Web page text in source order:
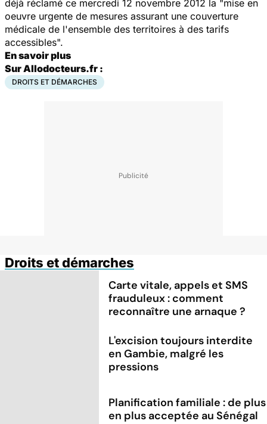
déjà réclamé ce mercredi 12 novembre 2012 la "mise en
oeuvre urgente de mesures assurant une couverture
médicale de l'ensemble des territoires à des tarifs
accessibles".
En savoir plus
Sur Allodocteurs.fr :
DROITS ET DÉMARCHES
Droits et démarches
Carte vitale, appels et SMS
frauduleux : comment
reconnaître une arnaque ?
L'excision toujours interdite
en Gambie, malgré les
pressions
Planification familiale : de plus
en plus acceptée au Sénégal